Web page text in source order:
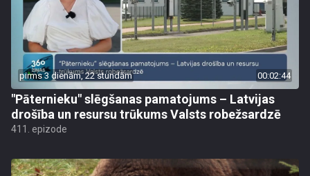
pirms 3 dienām, 22 stundām 00:02:44
"Pāternieku" slēgšanas pamatojums – Latvijas
drošība un resursu trūkums Valsts robežsardzē
411. epizode